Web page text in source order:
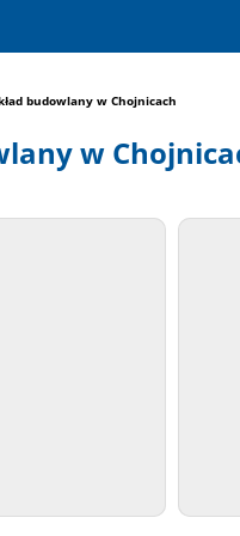
budowlany w Chojnicach
w